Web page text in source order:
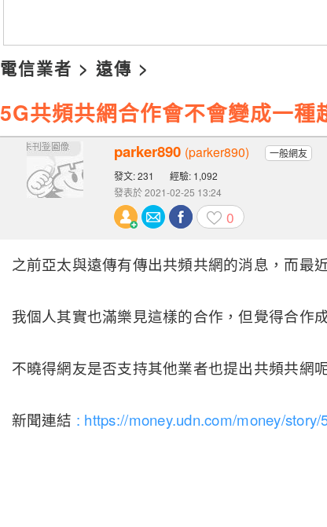
電信業者 > 遠傳 >
5G共頻共網合作會不會變成一種
parker890 (parker890)
一般網友
發文: 231
經驗: 1,092
發表於 2021-02-25 13:24
0
之前亞太與遠傳有傳出共頻共網的消息，而最
我個人其實也滿樂見這樣的合作，但覺得合作
不曉得網友是否支持其他業者也提出共頻共網
新聞連結 : https://money.udn.com/money/story/